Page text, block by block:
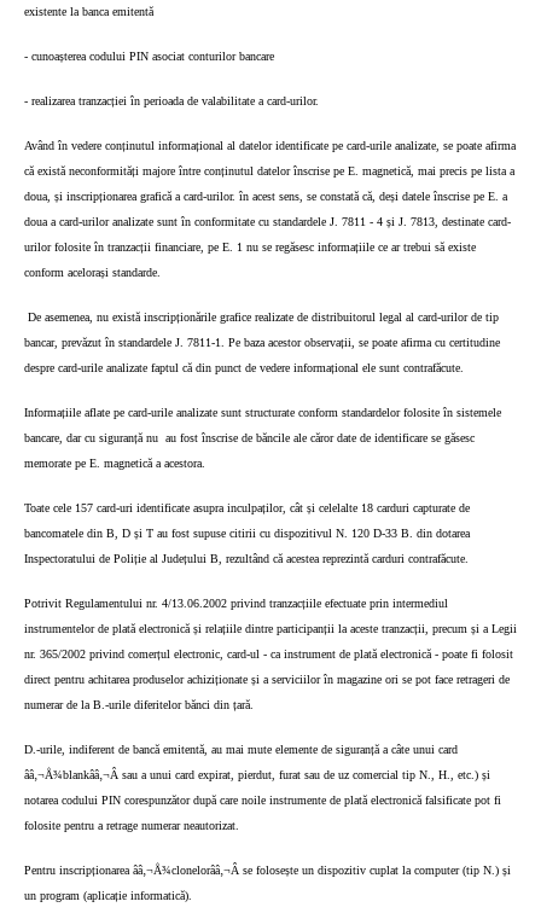
existente la banca emitentă
- cunoașterea codului PIN asociat conturilor bancare
- realizarea tranzacției în perioada de valabilitate a card-urilor.
Având în vedere conținutul informațional al datelor identificate pe card-urile analizate, se poate afirma
că există neconformități majore între conținutul datelor înscrise pe E. magnetică, mai precis pe lista a
doua, și inscripționarea grafică a card-urilor. în acest sens, se constată că, deși datele înscrise pe E. a
doua a card-urilor analizate sunt în conformitate cu standardele J. 7811 - 4 și J. 7813, destinate card-
urilor folosite în tranzacții financiare, pe E. 1 nu se regăsesc informațiile ce ar trebui să existe
conform acelorași standarde.
De asemenea, nu există inscripționările grafice realizate de distribuitorul legal al card-urilor de tip
bancar, prevăzut în standardele J. 7811-1. Pe baza acestor observații, se poate afirma cu certitudine
despre card-urile analizate faptul că din punct de vedere informațional ele sunt contrafăcute.
Informațiile aflate pe card-urile analizate sunt structurate conform standardelor folosite în sistemele
bancare, dar cu siguranță nu au fost înscrise de băncile ale căror date de identificare se găsesc
memorate pe E. magnetică a acestora.
Toate cele 157 card-uri identificate asupra inculpaților, cât și celelalte 18 carduri capturate de
bancomatele din B, D și T au fost supuse citirii cu dispozitivul N. 120 D-33 B. din dotarea
Inspectoratului de Poliție al Județului B, rezultând că acestea reprezintă carduri contrafăcute.
Potrivit Regulamentului nr. 4/13.06.2002 privind tranzacțiile efectuate prin intermediul
instrumentelor de plată electronică și relațiile dintre participanții la aceste tranzacții, precum și a Legii
nr. 365/2002 privind comerțul electronic, card-ul - ca instrument de plată electronică - poate fi folosit
direct pentru achitarea produselor achiziționate și a serviciilor în magazine ori se pot face retrageri de
numerar de la B.-urile diferitelor bănci din țară.
D.-urile, indiferent de bancă emitentă, au mai mute elemente de siguranță a câte unui card
ââ‚¬Å¾blankââ‚¬Â sau a unui card expirat, pierdut, furat sau de uz comercial tip N., H., etc.) și
notarea codului PIN corespunzător după care noile instrumente de plată electronică falsificate pot fi
folosite pentru a retrage numerar neautorizat.
Pentru inscripționarea ââ‚¬Å¾clonelorââ‚¬Â se folosește un dispozitiv cuplat la computer (tip N.) și
un program (aplicație informatică).